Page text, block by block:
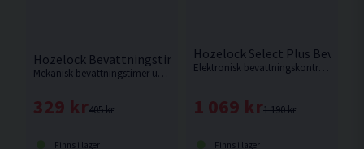
Hozelock Bevattningstimer Mekanisk
Mekanisk bevattningstimer utan batteri från Hozelock.
405 kr
329 kr
Finns i lager
Hozelock Select Plus
Elektronisk bevattningskontroll med display från Hozelock.
1 190 kr
1 069 kr
Finns i lager